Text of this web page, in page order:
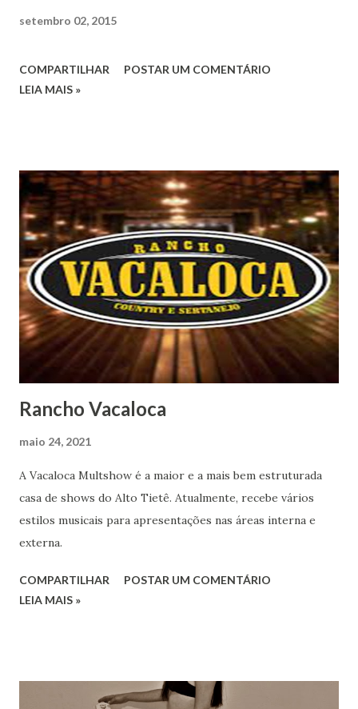
setembro 02, 2015
COMPARTILHAR
POSTAR UM COMENTÁRIO
LEIA MAIS »
Rancho Vacaloca
maio 24, 2021
A Vacaloca Multshow é a maior e a mais bem estruturada
casa de shows do Alto Tietê. Atualmente, recebe vários
estilos musicais para apresentações nas áreas interna e
externa.
COMPARTILHAR
POSTAR UM COMENTÁRIO
LEIA MAIS »